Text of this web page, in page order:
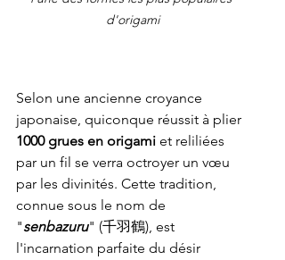
d'origami
Selon une ancienne croyance
japonaise, quiconque réussit à plier
1000 grues en origami et reliliées
par un fil se verra octroyer un vœu
par les divinités. Cette tradition,
connue sous le nom de
"senbazuru" (千羽鶴), est
l'incarnation parfaite du désir